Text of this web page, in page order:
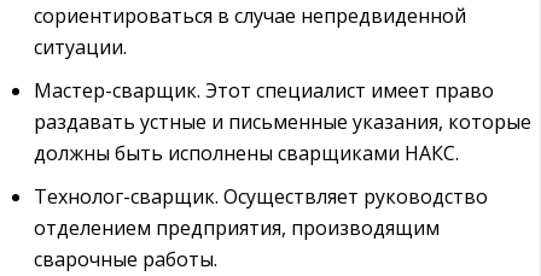
сориентироваться в случае непредвиденной
ситуации.
Мастер-сварщик. Этот специалист имеет право
раздавать устные и письменные указания, которые
должны быть исполнены сварщиками НАКС.
Технолог-сварщик. Осуществляет руководство
отделением предприятия, производящим
сварочные работы.